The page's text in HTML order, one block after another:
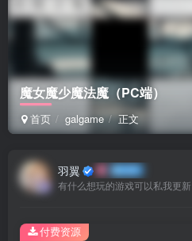
魔女魔少魔法魔（PC端）
首页 galgame 正文
羽翼
有什么想玩的游戏可以私我更新
付费资源